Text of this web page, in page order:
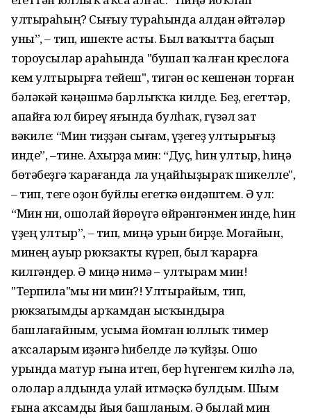
ултыраһың? Сығыу тураһында алдан әйтәләр
уны”, – тип, ишекте асты. Был ваҡытта баҫып
тороусылар араһында "бушап ҡалған креслоға
кем ултырырға тейеш", тигән өс кешенән торған
бәләкәй кәңәшмә барлыҡҡа килде. Беҙ, егеттәр,
апайға юл биреү яғында бул­һаҡ, гүзәл зат
вәкиле: “Мин тиҙҙән сығам, үҙегеҙ ултырығыҙ
инде”, –тине. Ахырҙа мин: “Дуҫ, һин ултыр, һиңә
бөтәбеҙгә ҡарағанда ла уңайһыҙыраҡ шикелле",
– тип, теге оҙон буйлы егеткә өндәштем. Ә ул:
“Мин ни, ошолай йөрөүгә өйрән­гәнмен инде, һин
үҙең ултыр”, – тип, миңә урын бирҙе. Моғайын,
минең ауыр рюкзакты күреп, был ҡарарға
килгәндер. Ә миңә нимә – ултырам мин!
"Терпила"мы ни мин?! Ултырайым, тип,
рюкзагымды арҡамдан ысҡындыра
башлағайным, усыма йомған юллыҡ тимер
аҡсаларым иҙәнгә һибелде лә ҡуйҙы. Ошо
урында матур ғына итеп, бер һүгенгем килһә лә,
ололар алдында улай итмәҫкә булдым. Шым
ғына аҡсамды йыя башланым. Ә былай мин